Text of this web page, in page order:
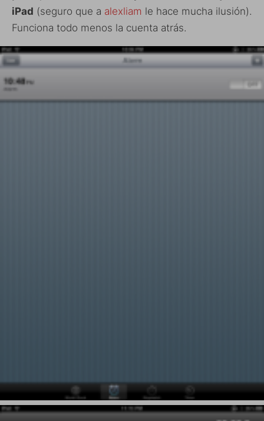
iPad (seguro que a alexliam le hace mucha ilusión).
Funciona todo menos la cuenta atrás.